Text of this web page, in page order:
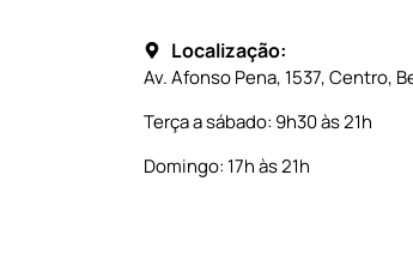
Localização:
Av. Afonso Pena, 1537, Centro,
Terça a sábado: 9h30 às 21h
Domingo: 17h às 21h